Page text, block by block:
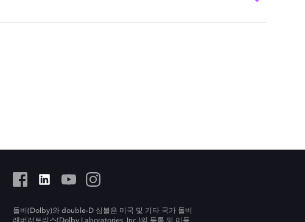
돌비(Dolby)와 double-D 심볼은 미국 및 기타 국가 돌비